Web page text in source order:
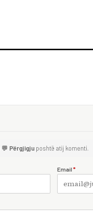
💬 Përgjigju poshtë atij komenti.
Email *